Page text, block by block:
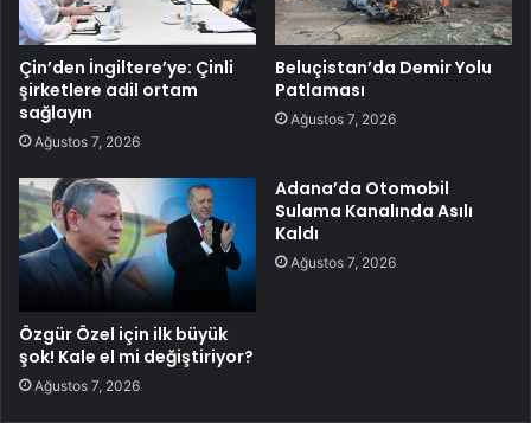
Çin’den İngiltere’ye: Çinli
şirketlere adil ortam
sağlayın
Ağustos 7, 2026
Beluçistan’da Demir Yolu
Patlaması
Ağustos 7, 2026
Özgür Özel için ilk büyük
şok! Kale el mi değiştiriyor?
Ağustos 7, 2026
Adana’da Otomobil
Sulama Kanalında Asılı
Kaldı
Ağustos 7, 2026